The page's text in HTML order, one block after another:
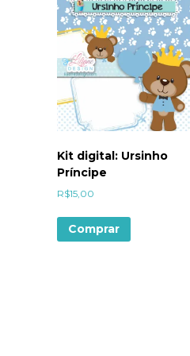
Kit digital: Ursinho
Príncipe
R$15,00
Comprar